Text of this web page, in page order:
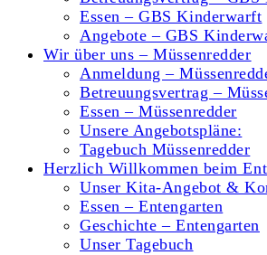
Essen – GBS Kinderwarft
Angebote – GBS
Wir über uns – Müssenredder
Anmeldung –
Betreuungsvertrag –
Essen – Müssenredder
Unsere Angebotspläne:
Tagebuch Müssenredder
Herzlich Willkommen beim
Unser Kita-Angebot &
Essen – Entengarten
Geschichte – Entengarten
Unser Tagebuch